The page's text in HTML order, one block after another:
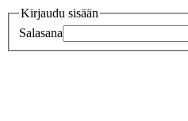
Kirjaudu sisään
Salasana